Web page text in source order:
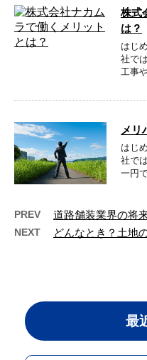
株式
は？
はじ
社で
工事
メリ
はじ
社で
一円
PREV 道路舗装業界の将
NEXT どんなとき？土地
最